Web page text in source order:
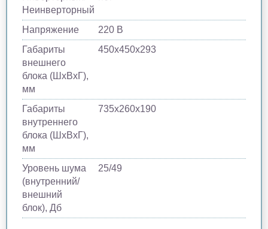
Неинверторный
Напряжение
220 В
Габариты
внешнего
блока (ШхВхГ),
мм
450х450х293
Габариты
внутреннего
блока (ШхВхГ),
мм
735х260х190
Уровень шума
(внутренний/
внешний
блок), Дб
25/49